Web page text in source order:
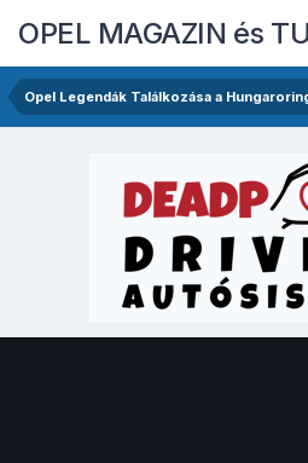
OPEL MAGAZIN és